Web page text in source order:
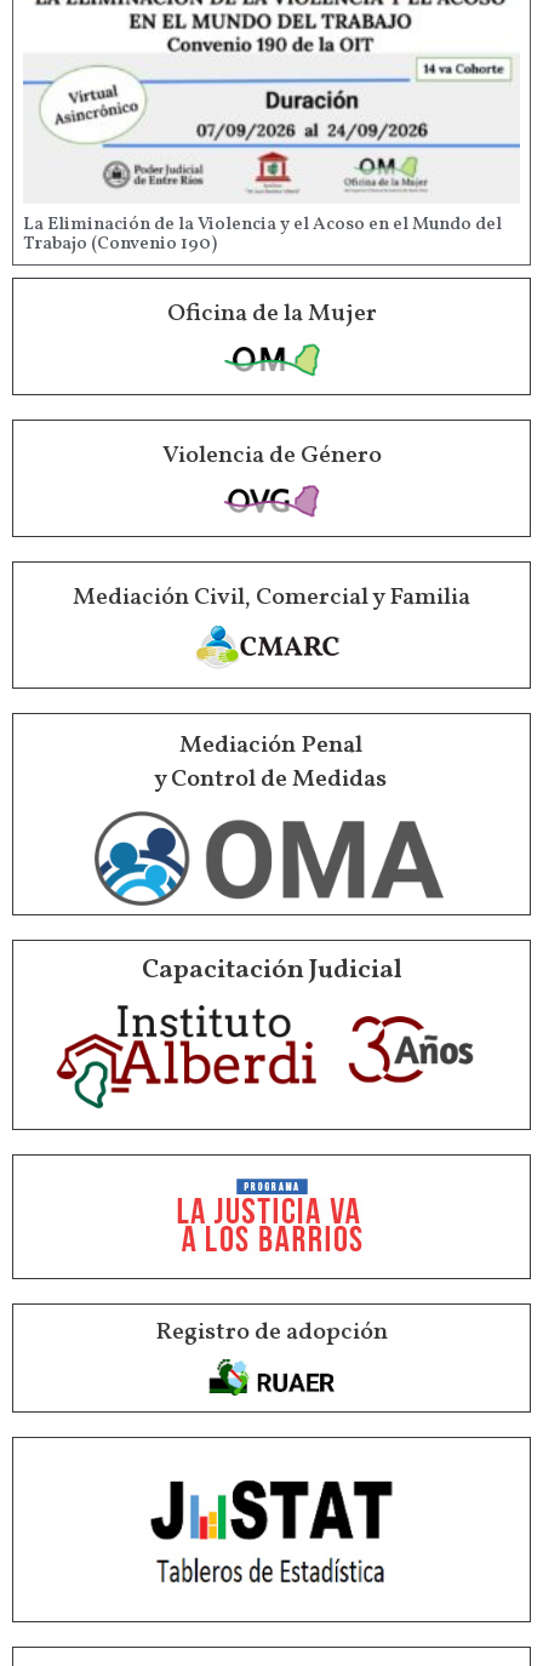
La Eliminación de la Violencia y el Acoso en el Mundo del
Trabajo (Convenio 190)
Oficina de la Mujer
Violencia de Género
Mediación Civil, Comercial y Familia
Mediación Penal
y Control de Medidas
Capacitación Judicial
Registro de adopción